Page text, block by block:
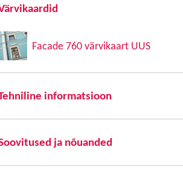
Facade 760 värvikaart UUS
informatsioon
ja nõuanded